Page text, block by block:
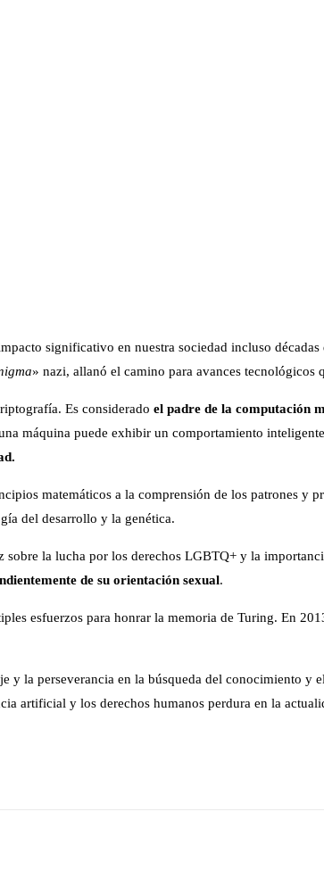
significativo en nuestra sociedad incluso
» nazi, allanó el camino para avances tecnológicos
Es considerado el padre de la computación
máquina puede exhibir un comportamiento
matemáticos a la comprensión de los patrones y
del desarrollo y la genética.
la lucha por los derechos LGBTQ+ y la
de su orientación sexual.
esfuerzos para honrar la memoria de Turing. En
la perseverancia en la búsqueda del conocimiento y
artificial y los derechos humanos perdura en la